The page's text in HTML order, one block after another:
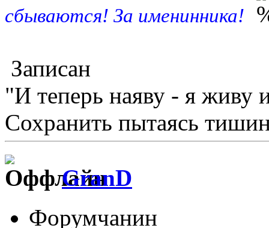
сбываются! За именинника!
Записан
"И теперь наяву - я живу
Сохранить пытаясь
GranD
Форумчанин